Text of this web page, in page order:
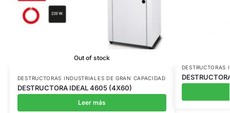
Out of stock
DESTRUCTORAS INDUSTRIALES DE GRAN CAPACIDAD
DESTRUCTORA IDEAL 4605 (4X60)
Leer más
DESTRUCTORAS